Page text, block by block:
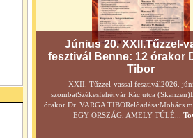
Június 20. XXII.Tűzzel-
fesztivál Benne: 12 órakor
Tibor
XXII. Tűzzel-vassal fesztivál2026.
szombatSzékesfehérvár Rác utca
órakor Dr. VARGA TIBORelőadása:Mohács
EGY ORSZÁG, AMELY TÚLÉ...